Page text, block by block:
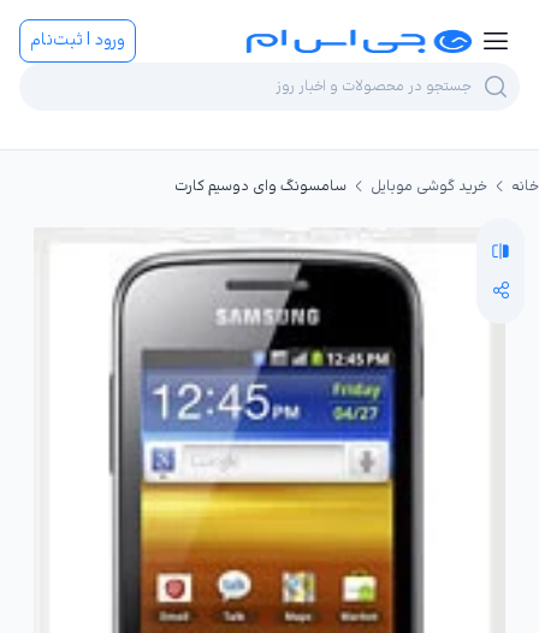
ورود | ثبت‌نام
خانه خرید گوشی موبایل سامسونگ وای دوسیم کارت